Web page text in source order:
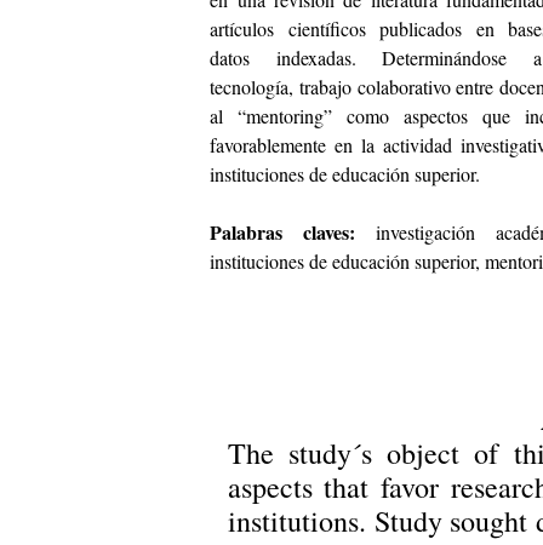
artículos científicos publicados en
datos indexadas.
tecnología, trabajo colaborativo entre
al “mentoring” como aspectos que
favorablemente en la actividad
instituciones de educación superior.
Palabras claves: investigación
instituciones de educación superior,
The study´s object of
aspects that favor
institutions. Study